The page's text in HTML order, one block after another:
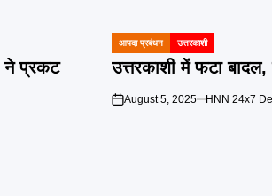
ने प्रकट
POSTED
IN
आपदा प्रबंधन उत्तरकाशी
उत्तरकाशी में फटा
on
August 5, 2025 HNN 24x7